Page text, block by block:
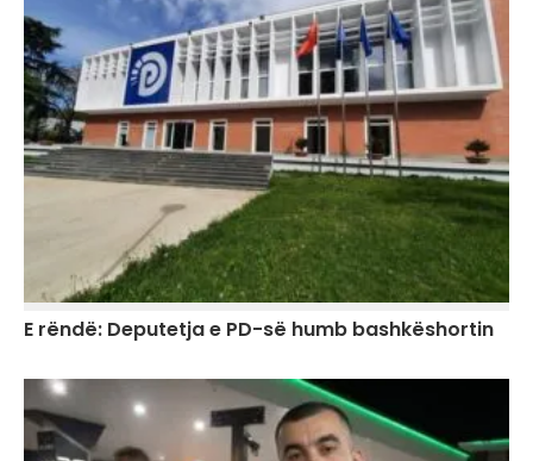
E rëndë: Deputetja e PD-së humb bashkëshortin